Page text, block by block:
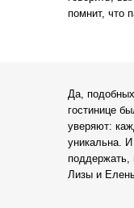
помнит, что
Да,
гостинице
уверяют:
уникальна.
поддержать,
Лизы и